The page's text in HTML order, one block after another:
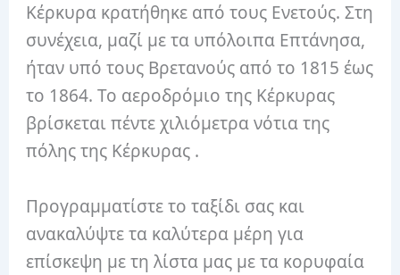
Κέρκυρα κρατήθηκε από τους Ενετούς. Στη
συνέχεια, μαζί με τα υπόλοιπα Επτάνησα,
ήταν υπό τους Βρετανούς από το 1815 έως
το 1864. Το αεροδρόμιο της Κέρκυρας
βρίσκεται πέντε χιλιόμετρα νότια της
πόλης της Κέρκυρας .
Προγραμματίστε το ταξίδι σας και
ανακαλύψτε τα καλύτερα μέρη για
επίσκεψη με τη λίστα μας με τα κορυφαία